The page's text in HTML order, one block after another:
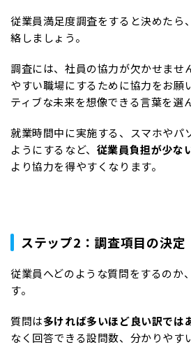
従業員満足度調査をすると決めたら
絡しましょう。
調査には、社員の協力が欠かせませ
やすい職場にするために協力をお願
ティブな未来を想像できる言葉を選
就業時間中に実施する、スマホやパ
ようにするなど、 従業員負担が少な
より協力を得やすくなります。
ステップ2：調査項目の決定
従業員へどのような質問をするのか
す。
質問は多ければ多いほど良い訳では
なく回答できる設問数、分かりやす